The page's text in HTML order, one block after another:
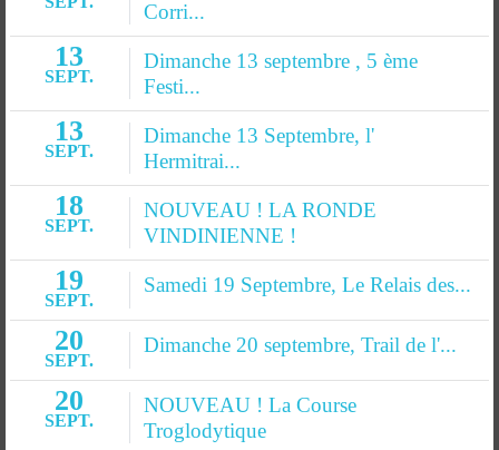
Corri...
13
SEPT.
Dimanche 13 septembre , 5 ème
Festi...
13
SEPT.
Dimanche 13 Septembre, l'
Hermitrai...
18
SEPT.
NOUVEAU ! LA RONDE
VINDINIENNE !
19
SEPT.
Samedi 19 Septembre, Le Relais des...
20
SEPT.
Dimanche 20 septembre, Trail de l'...
20
SEPT.
NOUVEAU ! La Course
Troglodytique